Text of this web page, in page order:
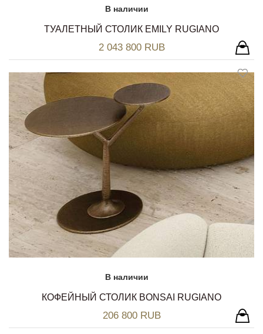
В наличии
ТУАЛЕТНЫЙ СТОЛИК EMILY RUGIANO
2 043 800 RUB
В наличии
КОФЕЙНЫЙ СТОЛИК BONSAI RUGIANO
206 800 RUB